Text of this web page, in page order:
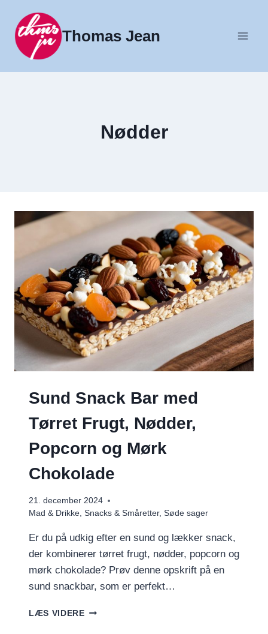
indhold
Thomas Jean
Nødder
Sund Snack Bar med
Tørret Frugt, Nødder,
Popcorn og Mørk
Chokolade
21. december 2024
Mad & Drikke, Snacks & Småretter, Søde sager
Er du på udkig efter en sund og lækker snack,
der kombinerer tørret frugt, nødder, popcorn og
mørk chokolade? Prøv denne opskrift på en
sund snackbar, som er perfekt…
LÆS VIDERESUND